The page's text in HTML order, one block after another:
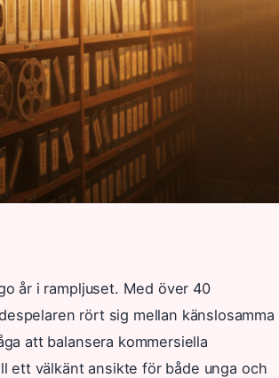
år i rampljuset. Med över 40
rört sig mellan känslosamma
att balansera kommersiella
ett välkänt ansikte för både unga och